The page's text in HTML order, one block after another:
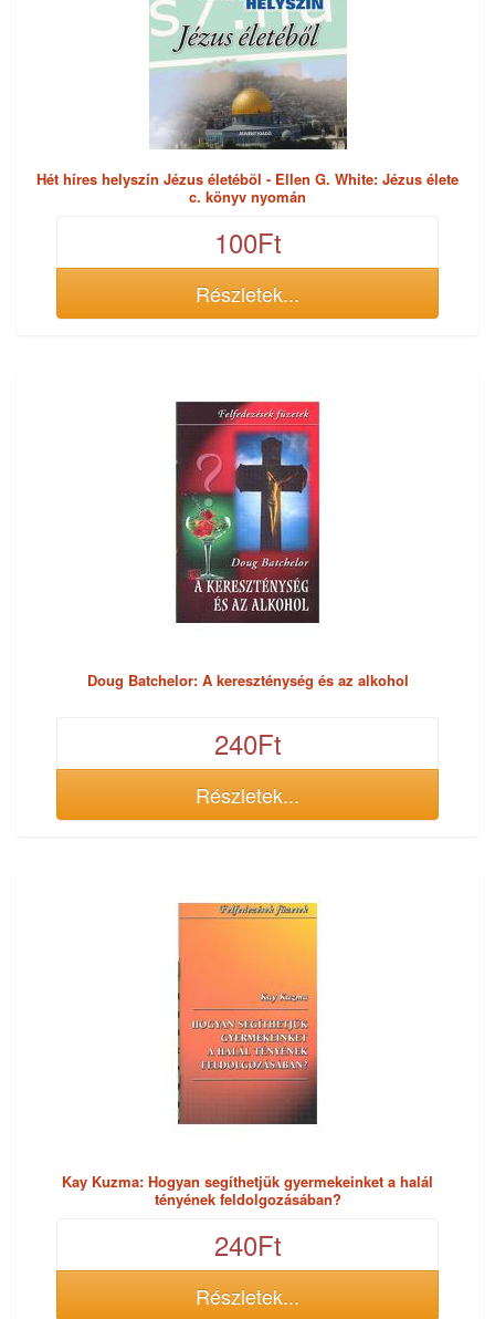
Hét híres helyszín Jézus életébõl - Ellen G. White: Jézus élete
c. könyv nyomán
100Ft
Részletek...
Doug Batchelor: A kereszténység és az alkohol
240Ft
Részletek...
Kay Kuzma: Hogyan segíthetjük gyermekeinket a halál
tényének feldolgozásában?
240Ft
Részletek...